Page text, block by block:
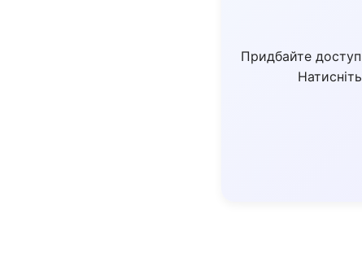
Придбайте